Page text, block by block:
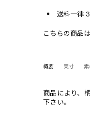
送料一律
こちらの商品
概要
商品により、
下さい。
実寸 素